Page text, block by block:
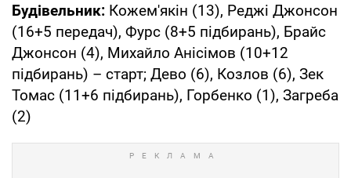
Будівельник: Кожем'якін (13), Реджі Джонсон
(16+5 передач), Фурс (8+5 підбирань), Брайс
Джонсон (4), Михайло Анісімов (10+12
підбирань) – старт; Дево (6), Козлов (6), Зек
Томас (11+6 підбирань), Горбенко (1), Загреба
(2)